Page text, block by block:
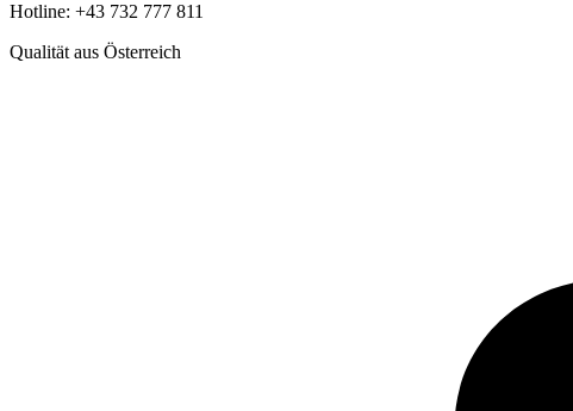
Hotline: +43 732 777 811
Qualität aus Österreich